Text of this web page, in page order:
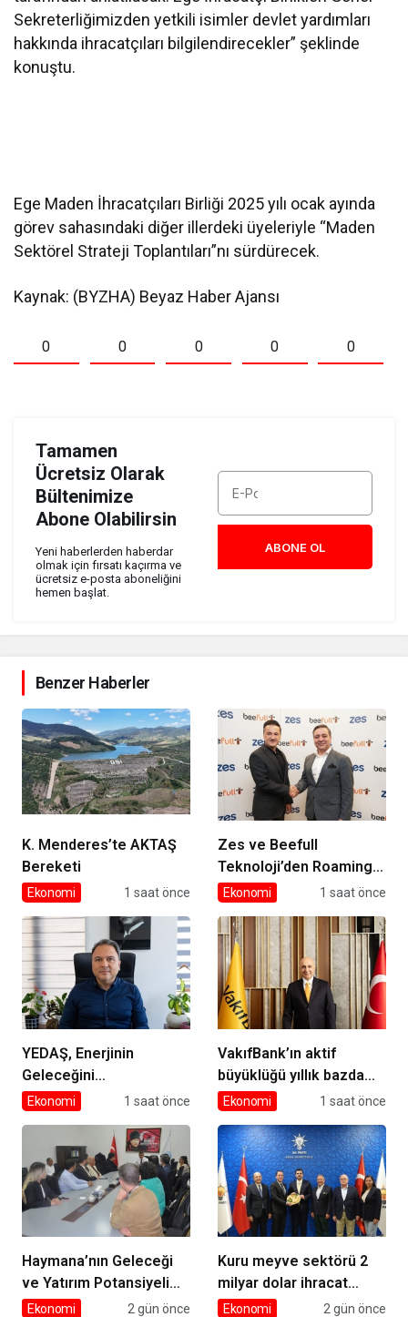
Sekreterliğimizden yetkili isimler devlet yardımları
hakkında ihracatçıları bilgilendirecekler” şeklinde
konuştu.
Ege Maden İhracatçıları Birliği 2025 yılı ocak ayında
görev sahasındaki diğer illerdeki üyeleriyle “Maden
Sektörel Strateji Toplantıları”nı sürdürecek.
Kaynak: (BYZHA) Beyaz Haber Ajansı
0 0 0 0 0
Tamamen
Ücretsiz Olarak
Bültenimize
Abone Olabilirsin
Yeni haberlerden haberdar
olmak için fırsatı kaçırma ve
ücretsiz e-posta aboneliğini
hemen başlat.
ABONE OL
Benzer Haberler
K. Menderes’te AKTAŞ
Bereketi
Ekonomi 1 saat önce
Zes ve Beefull
Teknoloji’den Roaming
İş Birliği
Ekonomi 1 saat önce
YEDAŞ, Enerjinin
Geleceğini
Şekillendirecek Genç
Ekonomi 1 saat önce
VakıfBank’ın aktif
büyüklüğü yıllık bazda
yüzde 28 artışla 5,8
Ekonomi 1 saat önce
Haymana’nın Geleceği
ve Yatırım Potansiyeli
Masaya Yatırıldı
Ekonomi 2 gün önce
Kuru meyve sektörü 2
milyar dolar ihracat
hedefi için Ankara’dan
Ekonomi 2 gün önce